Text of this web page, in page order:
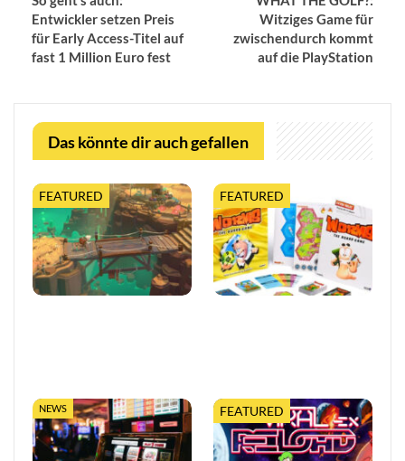
Entwickler setzen Preis
für Early Access-Titel auf
fast 1 Million Euro fest
Witziges Game für
zwischendurch kommt
auf die PlayStation
Das könnte dir auch gefallen
FEATURED FEATURED
NEWS FEATURED